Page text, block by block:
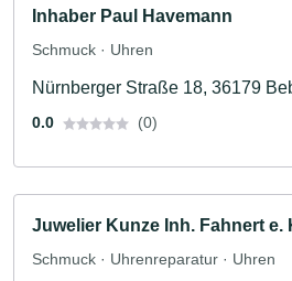
Inhaber Paul Havemann
Schmuck · Uhren
Nürnberger Straße 18, 36179
0.0 (0)
Juwelier Kunze Inh. Fahnert e.
Schmuck · Uhrenreparatur · Uhren